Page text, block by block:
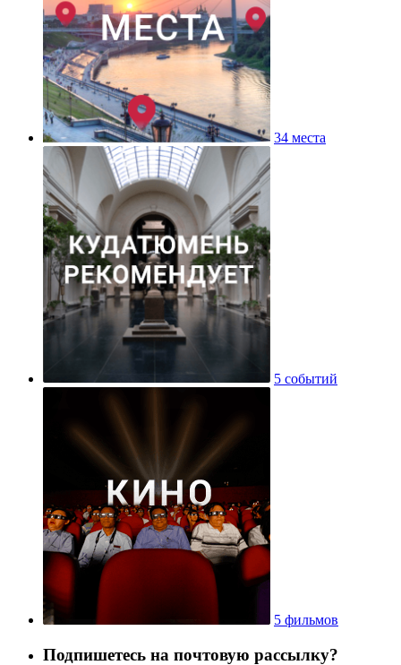
34 места
5 событий
5 фильмов
Подпишетесь на почтовую рассылку?